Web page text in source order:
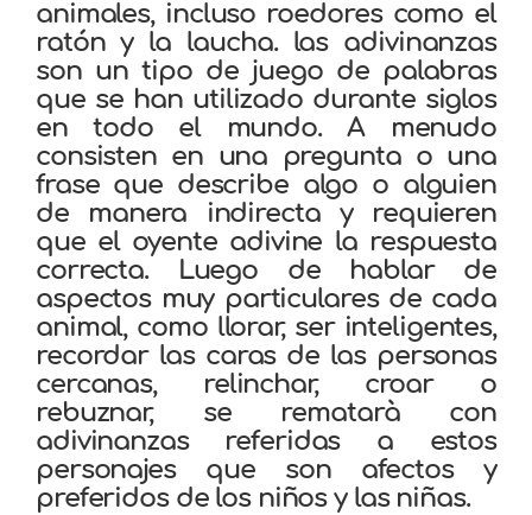
animales, incluso roedores como el
ratón y la laucha. las adivinanzas
son un tipo de juego de palabras
que se han utilizado durante siglos
en todo el mundo. A menudo
consisten en una pregunta o una
frase que describe algo o alguien
de manera indirecta y requieren
que el oyente adivine la respuesta
correcta. Luego de hablar de
aspectos muy particulares de cada
animal, como llorar, ser inteligentes,
recordar las caras de las personas
cercanas, relinchar, croar o
rebuznar, se rematarà con
adivinanzas referidas a estos
personajes que son afectos y
preferidos de los niños y las niñas.